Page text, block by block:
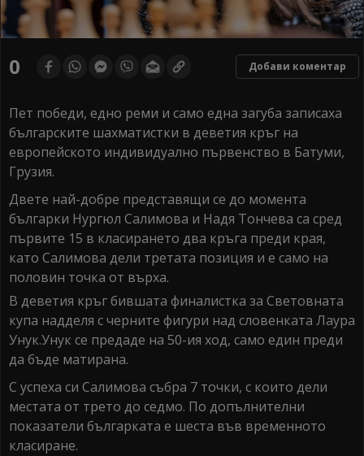
0 Добави коментар
Пет победи, едно реми и само една загуба записаха
българските шахматистки в деветия кръг на
европейското индивидуално първенство в Батуми,
Грузия.
Двете най-добре представящи се до момента
българки Нургюл Салимова и Надя Тончева са сред
първите 15 в класирането два кръга преди края,
като Салимова дели третата позиция и е само на
половин точка от върха.
В деветия кръг бившата финалистка за Световната
купа надделя с черните фигури над словенката Лаура
Унук.Унук се предаде на 50-ия ход, само един преди
да бъде матирана.
С успеха си Салимова събра 7 точки, с които дели
местата от трето до седмо. По допълнителни
показатели българката е шеста във временното
класиране.